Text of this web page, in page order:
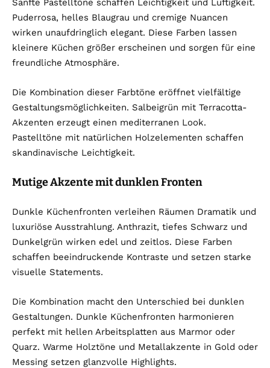
Sanfte Pastelltöne schaffen Leichtigkeit und Luftigkeit.
Puderrosa, helles Blaugrau und cremige Nuancen
wirken unaufdringlich elegant. Diese Farben lassen
kleinere Küchen größer erscheinen und sorgen für eine
freundliche Atmosphäre.
Die Kombination dieser Farbtöne eröffnet vielfältige
Gestaltungsmöglichkeiten. Salbeigrün mit Terracotta-
Akzenten erzeugt einen mediterranen Look.
Pastelltöne mit natürlichen Holzelementen schaffen
skandinavische Leichtigkeit.
Mutige Akzente mit dunklen Fronten
Dunkle Küchenfronten verleihen Räumen Dramatik und
luxuriöse Ausstrahlung. Anthrazit, tiefes Schwarz und
Dunkelgrün wirken edel und zeitlos. Diese Farben
schaffen beeindruckende Kontraste und setzen starke
visuelle Statements.
Die Kombination macht den Unterschied bei dunklen
Gestaltungen. Dunkle Küchenfronten harmonieren
perfekt mit hellen Arbeitsplatten aus Marmor oder
Quarz. Warme Holztöne und Metallakzente in Gold oder
Messing setzen glanzvolle Highlights.